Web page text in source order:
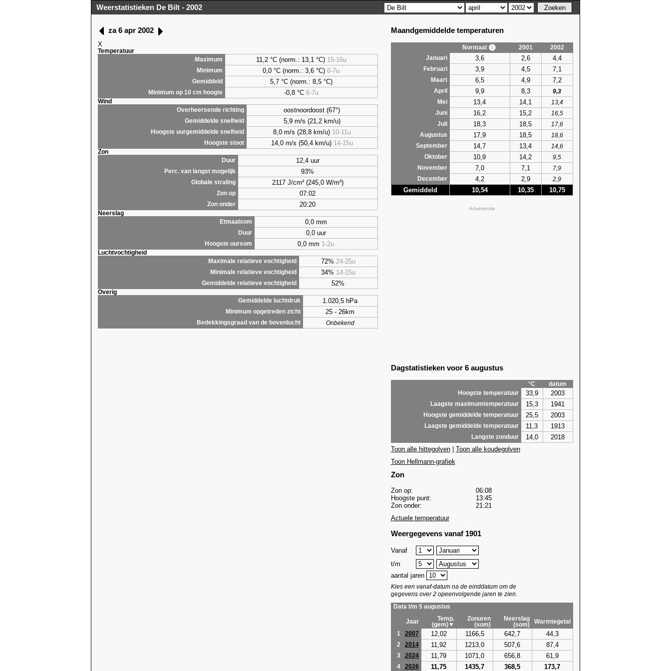
Weerstatistieken De Bilt - 2002
za 6 apr 2002
X
Temperatuur
Maximum
11,2 °C (norm.: 13,1 °C) 15-16u
Minimum 0,0 °C (norm.: 3,6 °C)6-7u
Gemiddeld 5,7°C (norm.: 8,5 °C)
Minimum op 10 cm hoogte -0,8 °C 6-7u
Wind
Overheersende richting
oostnoordoost (67°)
Gemiddelde snelheid 5,9 m/s (21,2 km/u)
Hoogste uurgemiddelde snelheid 8,0 m/s (28,8 km/u) 10-11u
Hoogste stoot 14,0 m/s (50,4 km/u) 14-15u
Zon
Duur
12,4 uur
Perc. van langst mogelijk 93%
Globale straling 2117 J/cm² (245,0 W/m²)
Zon op 07:02
Zon onder 20:20
Neerslag
Etmaalsom
0,0 mm
Duur 0,0 uur
Hoogste uursom 0,0 mm 1-2u
Luchtvochtigheid
Maximale relatieve vochtigheid
72% 24-25u
Minimale relatieve vochtigheid 34% 14-15u
Gemiddelde relatieve vochtigheid 52%
Overig
Gemiddelde luchtdruk
1.020,5 hPa
Minimum opgetreden zicht 25 - 26km
Bedekkingsgraad van de bovenlucht Onbekend
Maandgemiddelde temperaturen
Normaal 2001
2002
Januari
3,6 2,6 4,4
Februari 3,9 4,5 7,1
Maart 6,5 4,9 7,2
April 9,9 8,3
9,3
Mei
13,4 14,1
13,4
Juni
16,2 15,2
16,5
Juli
18,3 18,5
17,6
Augustus
17,9 18,5
18,6
September
14,7 13,4
14,6
Oktober
10,9 14,2
9,5
November
7,0 7,1
7,9
December
4,2 2,9 2,9
Gemiddeld 10,54 10,35 10,75
Advertentie
Dagstatistieken voor 6 augustus
°C
datum
Hoogste temperatuur
33,9 2003
Laagste maximumtemperatuur 15,3 1941
Hoogste gemiddelde temperatuur 25,5 2003
Laagste gemiddelde temperatuur 11,3 1913
Langste zonduur 14,0
2018
Toon alle hittegolven| Toon alle koudegolven
Toon Hellmann-grafiek
Zon
Zon op:
06:08
Hoogste punt:
13:45
Zon onder:
21:21
Actuele temperatuur
Weergegevens vanaf 1901
Vanaf
t/m
aantal jaren
Kies een vanaf-datum na de einddatum om de
gegevens over 2 opeenvolgende jaren te zien.
Data t/m 5 augustus
Jaar
Temp.
(gem)▼
Zonuren
(som)
Neerslag
(som)
Warmtegetal
1
2007 12,02 1166,5 642,7 44,3
2 2014 11,92 1213,0 507,6 87,4
3 2024 11,79 1071,0 656,8 61,9
4 2026 11,75 1435,7 368,5 173,7